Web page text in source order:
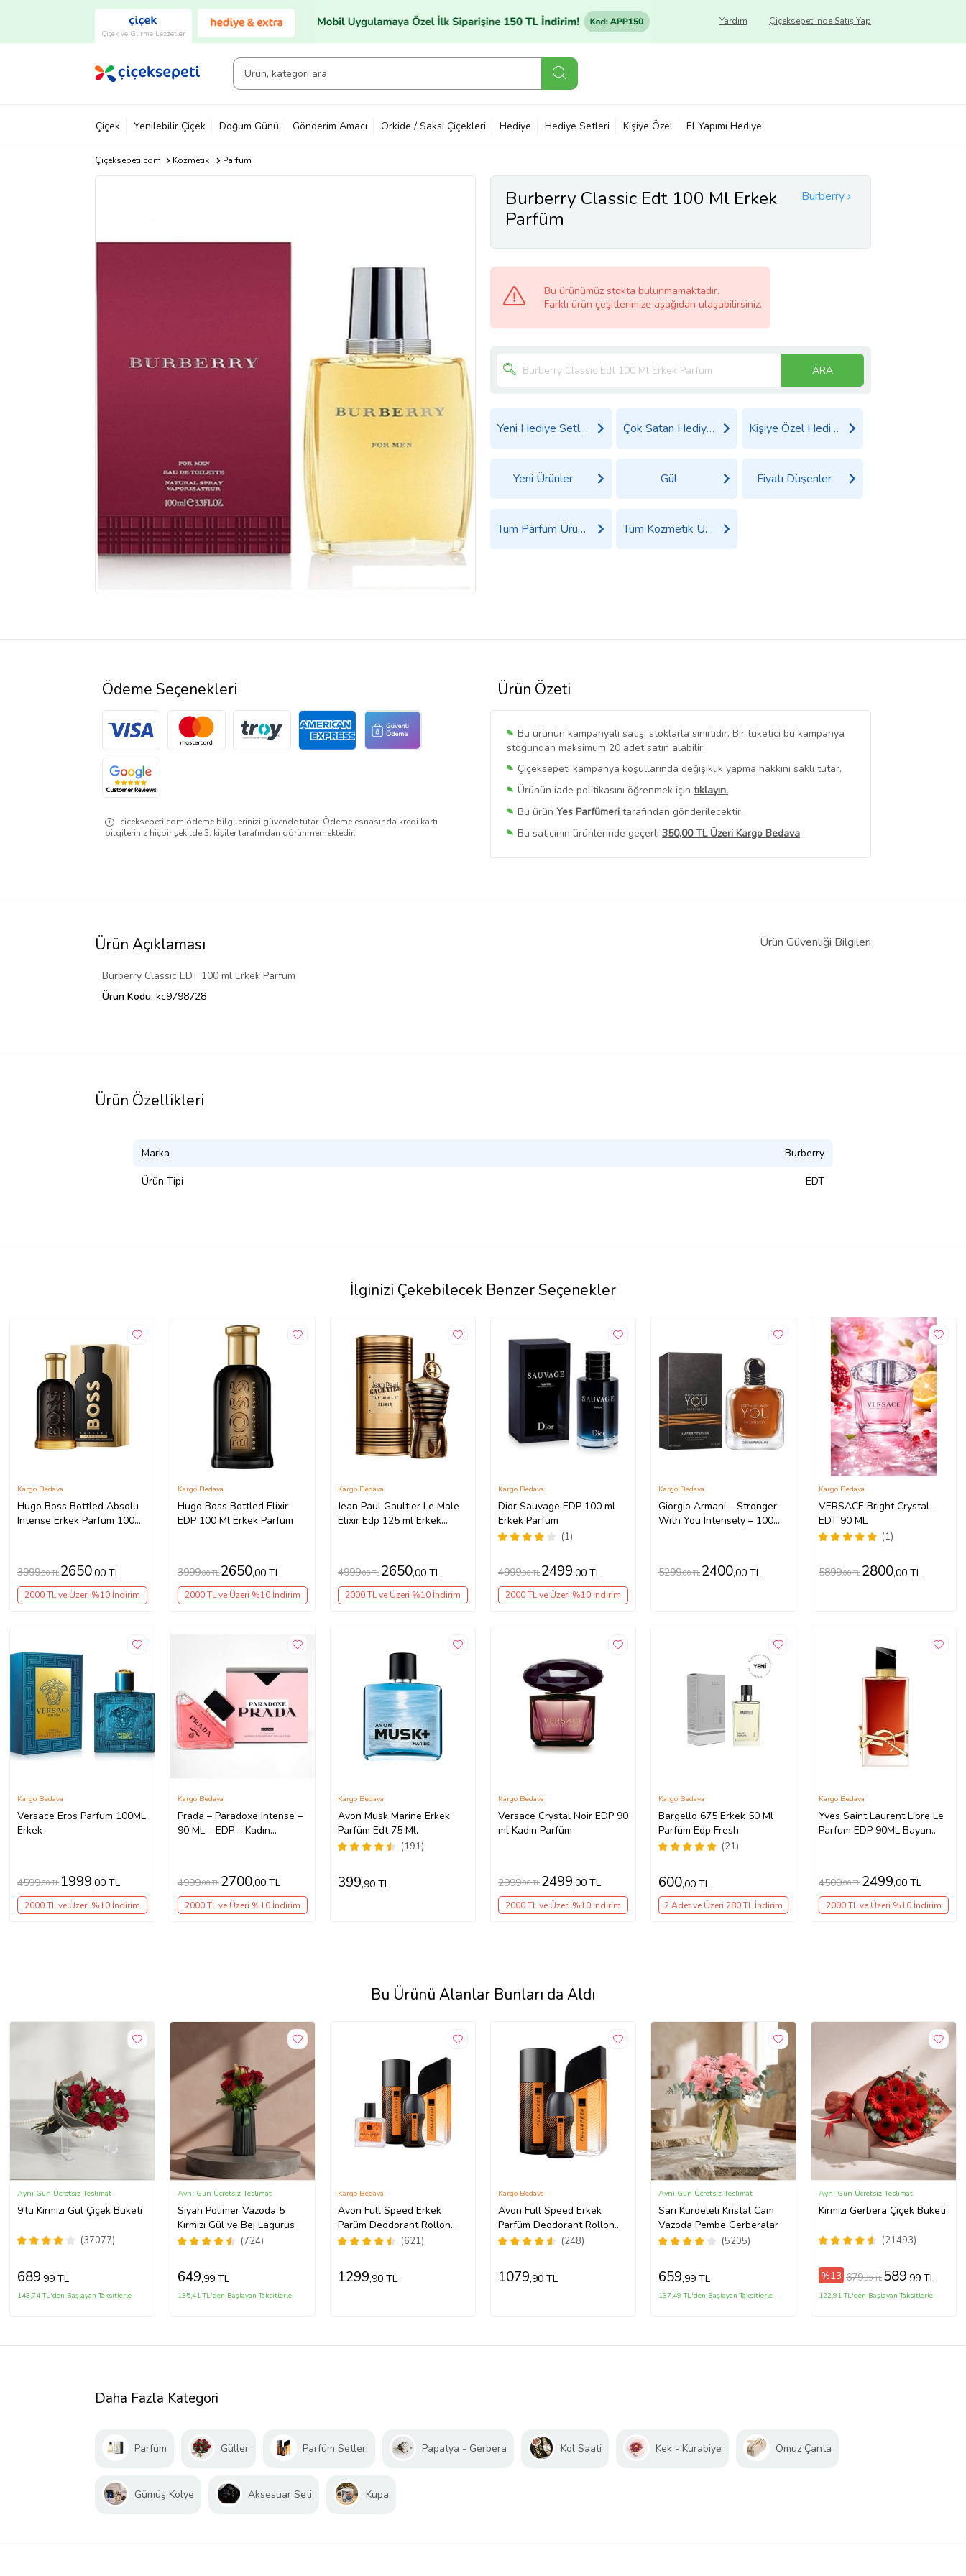
Çiçek ve Gurme Lezzetler
Çiçeksepeti'nde Satış Yap
Yardım
Çiçek Yenilebilir Çiçek Doğum Günü Gönderim Amacı Orkide / Saksı Çiçekleri Hediye Hediye Setleri Kişiye Özel El Yapımı Hediye
Çiçeksepeti.com Kozmetik Parfüm
Burberry
Burberry Classic Edt 100 Ml Erkek
Parfüm
Bu ürünümüz stokta bulunmamaktadır.
Farklı ürün çeşitlerimize aşağıdan ulaşabilirsiniz.
ARA
Yeni Hediye Setleri Çok Satan Hediyeler Kişiye Özel Hediyeler
Yeni Ürünler Gül Fiyatı Düşenler
Tüm Parfüm Ürünleri Tüm Kozmetik Ürünleri
Ürün Özeti
Bu ürünün kampanyalı satışı stoklarla sınırlıdır. Bir tüketici bu kampanya
stoğundan maksimum 20 adet satın alabilir.
Çiçeksepeti kampanya koşullarında değişiklik yapma hakkını saklı tutar.
Ürünün iade politikasını öğrenmek için tıklayın.
Bu ürün Yes Parfümeri tarafından gönderilecektir.
Bu satıcının ürünlerinde geçerli 350,00 TL Üzeri Kargo Bedava
Bu SatıcınınTüm Ürünlerini Görüntüle
Ödeme Seçenekleri
ciceksepeti.com ödeme bilgilerinizi güvende tutar. Ödeme esnasında kredi kartı
bilgileriniz hiçbir şekilde 3. kişiler tarafından görünmemektedir.
Ürün Açıklaması Ürün Güvenliği Bilgileri
Burberry Classic EDT 100 ml Erkek Parfüm
Ürün Kodu: kc9798728
Ürün Özellikleri
Marka Burberry
Ürün Tipi EDT
İlginizi Çekebilecek Benzer Seçenekler
Hugo Boss Bottled Absolu
Intense Erkek Parfüm 100
Kargo Bedava
3999,00 TL 2650,00 TL
2000 TL ve Üzeri %10 İndirim
Hugo Boss Bottled Elixir
EDP 100 Ml Erkek Parfüm
Kargo Bedava
3999,00 TL 2650,00 TL
2000 TL ve Üzeri %10 İndirim
Jean Paul Gaultier Le Male
Elixir Edp 125 ml Erkek
Kargo Bedava
4999,00 TL 2650,00 TL
2000 TL ve Üzeri %10 İndirim
Dior Sauvage EDP 100 ml
Erkek Parfüm
(1)
Kargo Bedava
4999,00 TL 2499,00 TL
2000 TL ve Üzeri %10 İndirim
Giorgio Armani – Stronger
With You Intensely – 100
Kargo Bedava
5299,00 TL 2400,00 TL
VERSACE Bright Crystal -
EDT 90 ML
(1)
Kargo Bedava
5899,00 TL 2800,00 TL
Versace Eros Parfum 100ML
Erkek
Kargo Bedava
4599,00 TL 1999,00 TL
2000 TL ve Üzeri %10 İndirim
Prada – Paradoxe Intense –
90 ML – EDP – Kadın
Kargo Bedava
4999,00 TL 2700,00 TL
2000 TL ve Üzeri %10 İndirim
Avon Musk Marine Erkek
Parfüm Edt 75 Ml.
(191)
Kargo Bedava
399,90 TL
Versace Crystal Noir EDP 90
ml Kadın Parfüm
Kargo Bedava
2999,00 TL 2499,00 TL
2000 TL ve Üzeri %10 İndirim
Bargello 675 Erkek 50 Ml
Parfüm Edp Fresh
(21)
Kargo Bedava
600,00 TL
2 Adet ve Üzeri 280 TL İndirim
Yves Saint Laurent Libre Le
Parfum EDP 90ML Bayan
Kargo Bedava
4500,00 TL 2499,00 TL
2000 TL ve Üzeri %10 İndirim
Bu Ürünü Alanlar Bunları da Aldı
9'lu Kırmızı Gül Çiçek Buketi
(37077)
Aynı Gün Ücretsiz Teslimat
689,99 TL
143,74 TL'den Başlayan Taksitlerle
Siyah Polimer Vazoda 5
Kırmızı Gül ve Bej Lagurus
(724)
Aynı Gün Ücretsiz Teslimat
649,99 TL
135,41 TL'den Başlayan Taksitlerle
Avon Full Speed Erkek
Parüm Deodorant Rollon
Dörtlü Set
(621)
Kargo Bedava
1299,90 TL
Avon Full Speed Erkek
Parfüm Deodorant Rollon
Üçlü Set
(248)
Kargo Bedava
1079,90 TL
Sarı Kurdeleli Kristal Cam
Vazoda Pembe Gerberalar
(5205)
Aynı Gün Ücretsiz Teslimat
659,99 TL
137,49 TL'den Başlayan Taksitlerle
Kırmızı Gerbera Çiçek Buketi
(21493)
Aynı Gün Ücretsiz Teslimat
%13 679,99 TL 589,99 TL
122,91 TL'den Başlayan Taksitlerle
Daha Fazla Kategori
Parfüm Güller Parfüm Setleri Papatya - Gerbera Kol Saati Kek - Kurabiye Omuz Çanta
Gümüş Kolye Aksesuar Seti Kupa